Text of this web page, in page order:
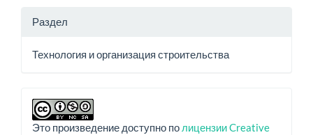
Раздел
Технология и организация строительства
Это произведение доступно по лицензии Creative